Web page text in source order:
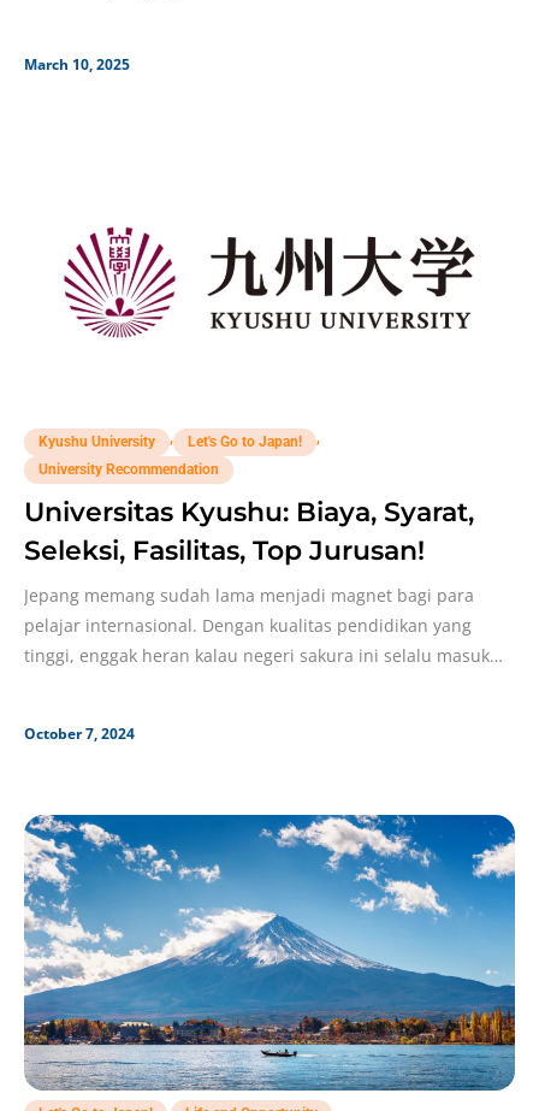
March 10, 2025
Kyushu University Let's Go to Japan!
University Recommendation
Universitas Kyushu: Biaya, Syarat,
Seleksi, Fasilitas, Top Jurusan!
Jepang memang sudah lama menjadi magnet bagi para
pelajar internasional. Dengan kualitas pendidikan yang
tinggi, enggak heran kalau negeri sakura ini selalu masuk
October 7, 2024